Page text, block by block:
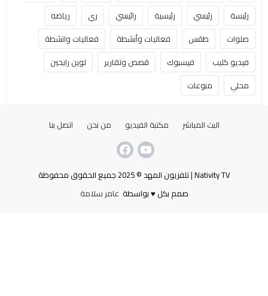
رئيسة
رئيسي رئيسية رائيسي ري
رياضه
صلوات
طقس فعاليات وأنشطة
فعاليات وانشطة
فيديو كليب
فيسبوك قصص وتقارير
لوين رايحين
محلي
منوعات
البث المباشر مكتبة الفيديو من نحن اتصل بنا
Nativity TV | تلفزيون المهد © 2025 جميع الحقوق محفوظة
صمم بكل ♥ بواسطة عامر سلامة